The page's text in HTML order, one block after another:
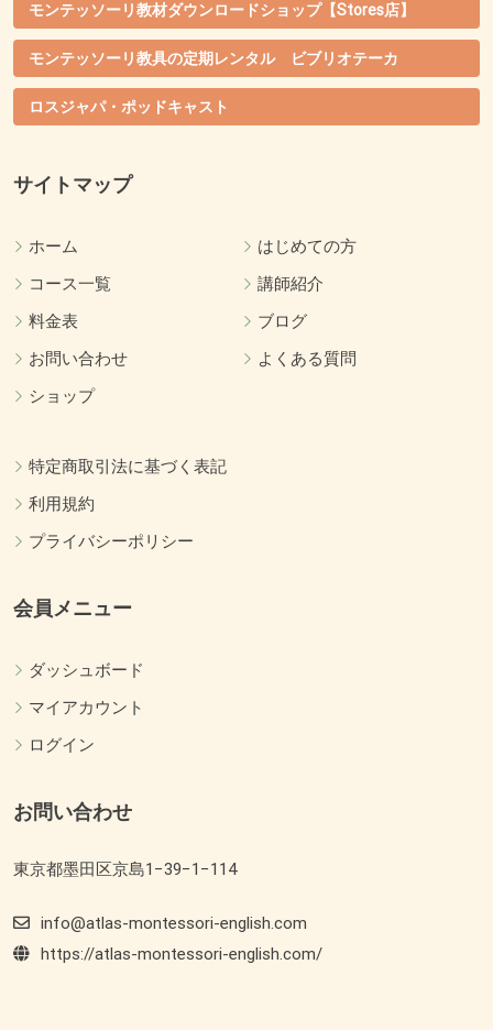
モンテッソーリ教材ダウンロードショップ【Stores店】
モンテッソーリ教具の定期レンタル ビブリオテーカ
ロスジャパ・ポッドキャスト
サイトマップ
ホーム
はじめての方
コース一覧
講師紹介
料金表
ブログ
お問い合わせ
よくある質問
ショップ
特定商取引法に基づく表記
利用規約
プライバシーポリシー
会員メニュー
ダッシュボード
マイアカウント
ログイン
お問い合わせ
東京都墨田区京島1−39−1−114
info@atlas-montessori-english.com
https://atlas-montessori-english.com/